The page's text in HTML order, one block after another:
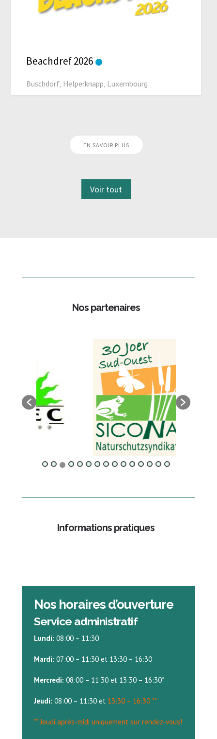
Beachdref 2026
Buschdorf, Helperknapp, Luxembourg
EN SAVOIR PLUS
Voir tout
Nos partenaires
Informations pratiques
Nos horaires d’ouverture
Service administratif
Lundi: 08:00 – 11:30
Mardi: 07:00 – 11:30 et 13:30 – 16:30
Mercredi: 08:00 – 11:30 et 13:30 – 16:30*
Jeudi: 08:00 – 11:30 et13:30 – 16:30 **
** Jeudi après-midi uniquement sur rendez-vous!